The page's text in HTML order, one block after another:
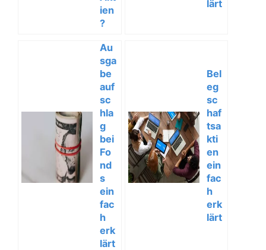
ien
?
lärt
Au
sga
be
auf
sc
hla
g
bei
Fo
nd
s
ein
fac
h
erk
lärt
Bel
eg
sc
haf
tsa
kti
en
ein
fac
h
erk
lärt